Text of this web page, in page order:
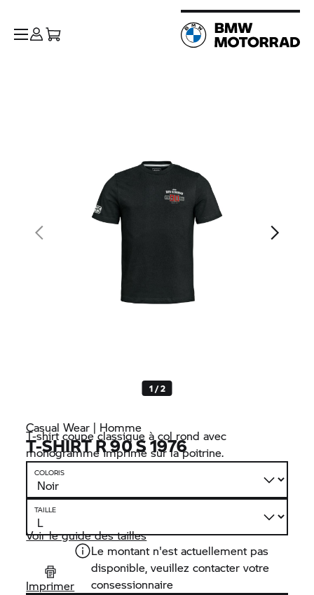
1 / 2
Casual Wear | Homme
T-SHIRT R 90 S 1976
T-shirt coupe classique à col rond avec
monogramme imprimé sur la poitrine.
COLORIS
TAILLE
Voir le guide des tailles
Imprimer
Le montant n'est actuellement pas
disponible, veuillez contacter votre
consessionnaire